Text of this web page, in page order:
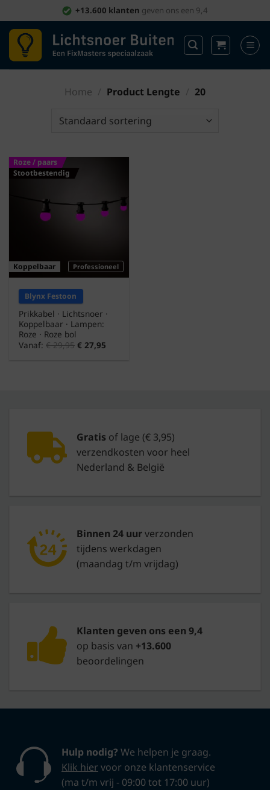
naar
inhoud
+13.600 klanten geven ons een 9,4
Home Product Lengte 20
Roze / paars
Stootbestendig
Professioneel
Koppelbaar
Blynx Festoon
Prikkabel · Lichtsnoer ·
Koppelbaar · Lampen:
Roze · Roze bol
Vanaf:€29,95 € 27,95
Gratis of lage (€ 3,95)
verzendkosten voor heel
Nederland & België
Binnen 24 uurverzonden
tijdens werkdagen
(maandag t/m vrijdag)
Klanten geven ons een 9,4
op basis van +13.600
beoordelingen
Hulp nodig? We helpen je graag.
Klik hier voor onze klantenservice
(ma t/m vrij - 09:00 tot 17:00 uur)